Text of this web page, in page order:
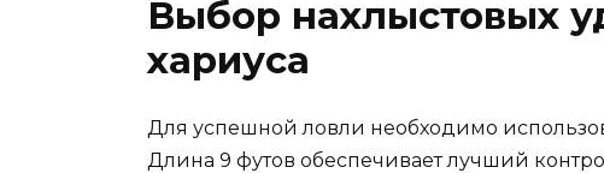
Выбор нахлыстовых
хариуса
Для успешной ловли необходимо
Длина 9 футов обеспечивает лучший